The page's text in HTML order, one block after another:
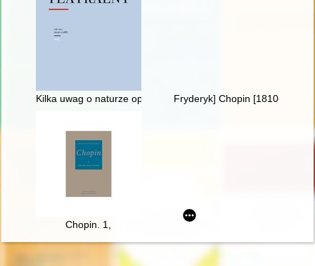
Kilka uwag o naturze opery, czyli dlaczego Fryderyk Chopin
Fryderyk] Chopin [1810-1849]
Chopin. 1,